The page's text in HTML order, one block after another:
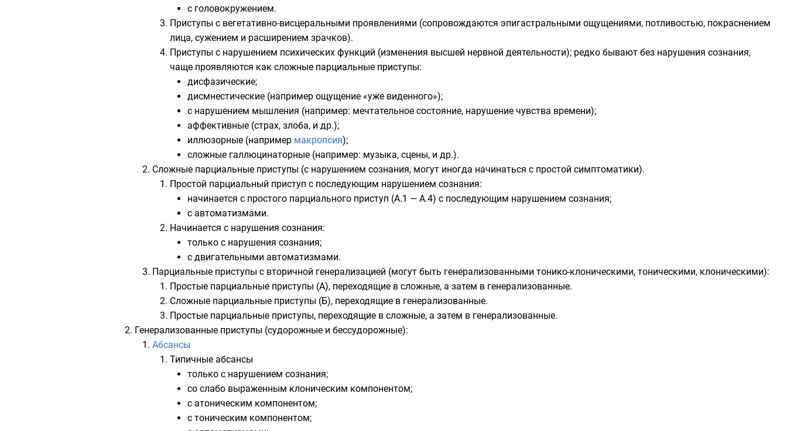
с головокружением.
Приступы с вегетативно-висцеральными проявлениями (сопровождаются эпигастральными ощущениями, потливостью, покраснением
лица, сужением и расширением зрачков).
Приступы с нарушением психических функций (изменения высшей нервной деятельности); редко бывают без нарушения сознания,
чаще проявляются как сложные парциальные приступы:
дисфазические;
дисмнестические (например ощущение «уже виденного»);
с нарушением мышления (например: мечтательное состояние, нарушение чувства времени);
аффективные (страх, злоба, и др.);
иллюзорные (например макропсия);
сложные галлюцинаторные (например: музыка, сцены, и др.).
Сложные парциальные приступы (с нарушением сознания, могут иногда начинаться с простой симптоматики).
Простой парциальный приступ с последующим нарушением сознания:
начинается с простого парциального приступ (А.1 — А.4) с последующим нарушением сознания;
с автоматизмами.
Начинается с нарушения сознания:
только с нарушения сознания;
с двигательными автоматизмами.
Парциальные приступы с вторичной генерализацией (могут быть генерализованными тонико-клоническими, тоническими, клоническими):
Простые парциальные приступы (А), переходящие в сложные, а затем в генерализованные.
Сложные парциальные приступы (Б), переходящие в генерализованные.
Простые парциальные приступы, переходящие в сложные, а затем в генерализованные.
Генерализованные приступы (судорожные и бессудорожные):
Абсансы
Типичные абсансы
только с нарушением сознания;
со слабо выраженным клоническим компонентом;
с атоническим компонентом;
с тоническим компонентом;